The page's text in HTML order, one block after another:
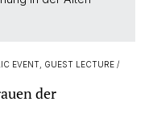
EVENT, GUEST LECTURE /
der